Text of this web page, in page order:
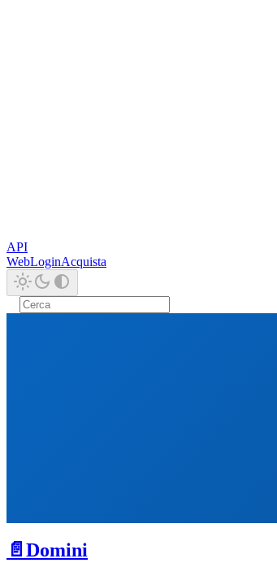
API
WebLoginAcquista
📄️ Domini